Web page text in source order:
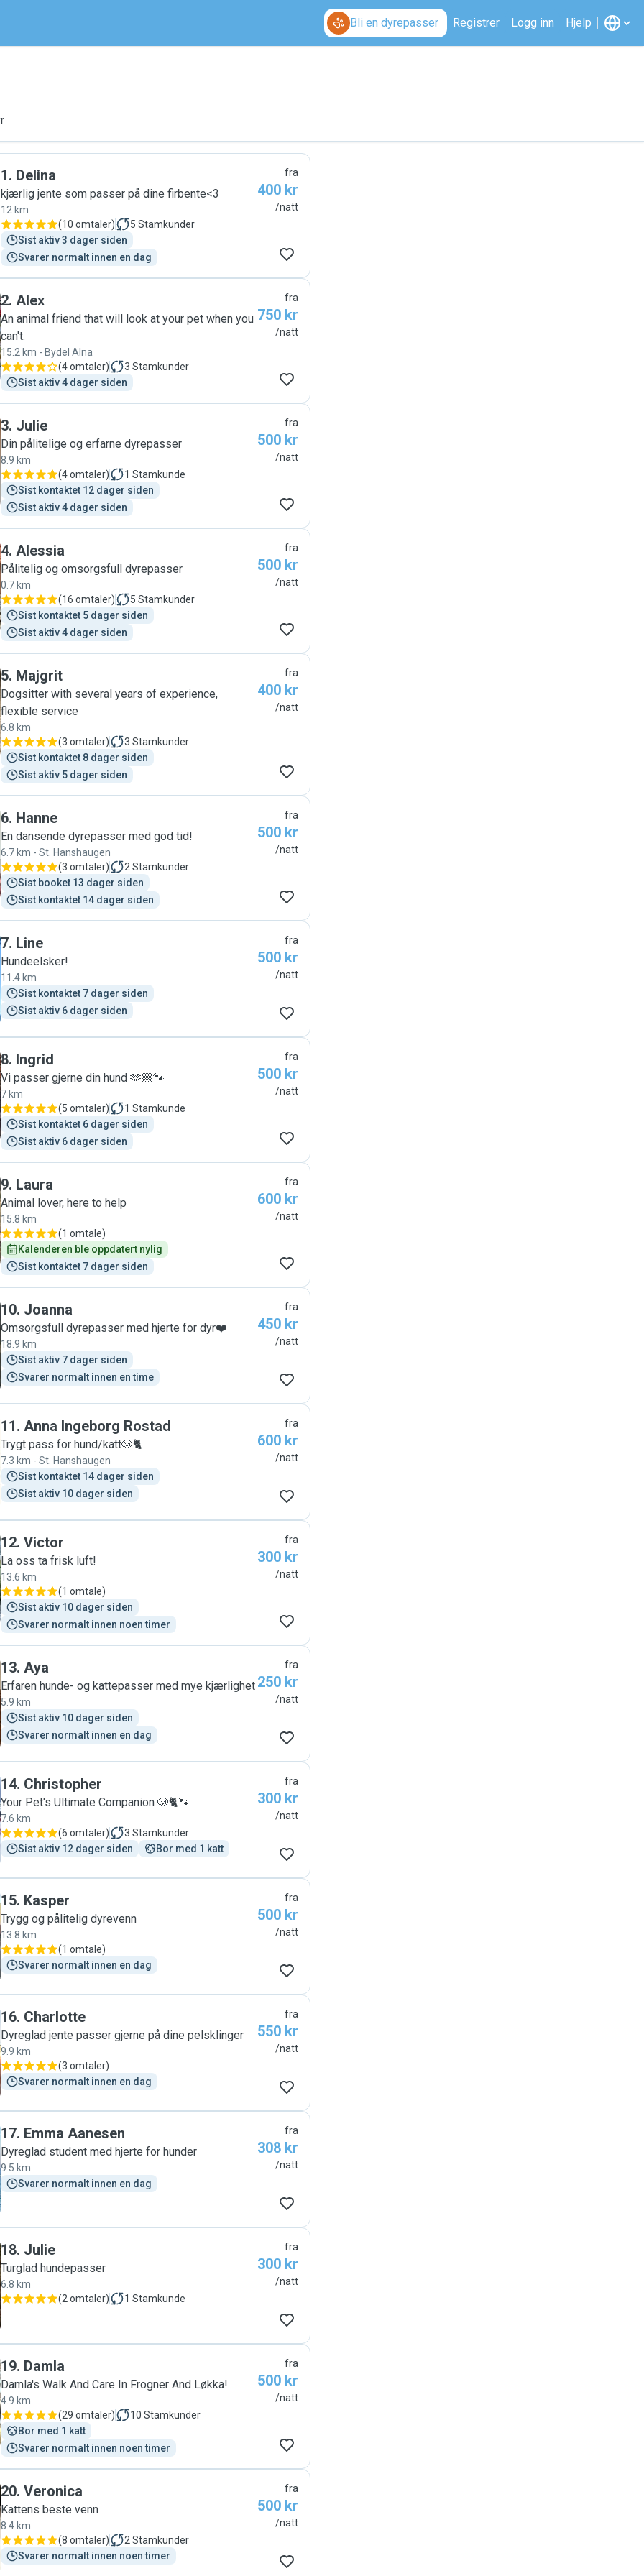
Bli en dyrepasser Registrer Logg inn Hjelp
1. Delina
kjærlig jente som passer på dine firbente<3
12 km
(10 omtaler) 5 Stamkunder
Sist aktiv 3 dager siden
Svarer normalt innen en dag
fra
400 kr
/natt
2. Alex
An animal friend that will look at your pet when you
can't.
15.2 km - Bydel Alna
(4 omtaler) 3 Stamkunder
Sist aktiv 4 dager siden
fra
750 kr
/natt
3. Julie
Din pålitelige og erfarne dyrepasser
8.9 km
(4 omtaler) 1 Stamkunde
Sist kontaktet 12 dager siden
Sist aktiv 4 dager siden
fra
500 kr
/natt
4. Alessia
Pålitelig og omsorgsfull dyrepasser
0.7 km
(16 omtaler) 5 Stamkunder
Sist kontaktet 5 dager siden
Sist aktiv 4 dager siden
fra
500 kr
/natt
5. Majgrit
Dogsitter with several years of experience,
flexible service
6.8 km
(3 omtaler) 3 Stamkunder
Sist kontaktet 8 dager siden
Sist aktiv 5 dager siden
fra
400 kr
/natt
6. Hanne
En dansende dyrepasser med god tid!
6.7 km - St. Hanshaugen
(3 omtaler) 2 Stamkunder
Sist booket 13 dager siden
Sist kontaktet 14 dager siden
fra
500 kr
/natt
7. Line
Hundeelsker!
11.4 km
Sist kontaktet 7 dager siden
Sist aktiv 6 dager siden
fra
500 kr
/natt
8. Ingrid
Vi passer gjerne din hund 🫶🏼🐾
7 km
(5 omtaler) 1 Stamkunde
Sist kontaktet 6 dager siden
Sist aktiv 6 dager siden
fra
500 kr
/natt
9. Laura
Animal lover, here to help
15.8 km
(1 omtale)
Kalenderen ble oppdatert nylig
Sist kontaktet 7 dager siden
fra
600 kr
/natt
10. Joanna
Omsorgsfull dyrepasser med hjerte for dyr❤️
18.9 km
Sist aktiv 7 dager siden
Svarer normalt innen en time
fra
450 kr
/natt
11. Anna Ingeborg Rostad
Trygt pass for hund/katt🐶🐈
7.3 km - St. Hanshaugen
Sist kontaktet 14 dager siden
Sist aktiv 10 dager siden
fra
600 kr
/natt
12. Victor
La oss ta frisk luft!
13.6 km
(1 omtale)
Sist aktiv 10 dager siden
Svarer normalt innen noen timer
fra
300 kr
/natt
13. Aya
Erfaren hunde- og kattepasser med mye kjærlighet
5.9 km
Sist aktiv 10 dager siden
Svarer normalt innen en dag
fra
250 kr
/natt
14. Christopher
Your Pet's Ultimate Companion 🐶🐈🐾
7.6 km
(6 omtaler) 3 Stamkunder
Sist aktiv 12 dager siden
Bor med 1 katt
fra
300 kr
/natt
15. Kasper
Trygg og pålitelig dyrevenn
13.8 km
(1 omtale)
Svarer normalt innen en dag
fra
500 kr
/natt
16. Charlotte
Dyreglad jente passer gjerne på dine pelsklinger
9.9 km
(3 omtaler)
Svarer normalt innen en dag
fra
550 kr
/natt
17. Emma Aanesen
Dyreglad student med hjerte for hunder
9.5 km
Svarer normalt innen en dag
fra
308 kr
/natt
18. Julie
Turglad hundepasser
6.8 km
(2 omtaler) 1 Stamkunde
fra
300 kr
/natt
19. Damla
Damla's Walk And Care In Frogner And Løkka!
4.9 km
(29 omtaler) 10 Stamkunder
Bor med 1 katt
Svarer normalt innen noen timer
fra
500 kr
/natt
20. Veronica
Kattens beste venn
8.4 km
(8 omtaler) 2 Stamkunder
Svarer normalt innen noen timer
fra
500 kr
/natt